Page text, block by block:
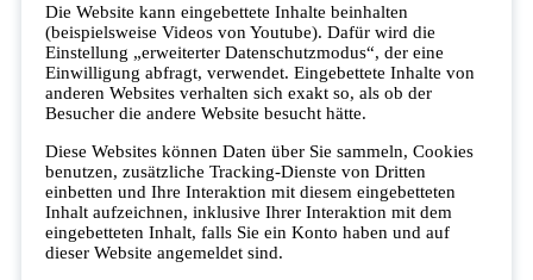
Die Website kann eingebettete Inhalte beinhalten
(beispielsweise Videos von Youtube). Dafür wird die
Einstellung „erweiterter Datenschutzmodus“, der eine
Einwilligung abfragt, verwendet. Eingebettete Inhalte von
anderen Websites verhalten sich exakt so, als ob der
Besucher die andere Website besucht hätte.
Diese Websites können Daten über Sie sammeln, Cookies
benutzen, zusätzliche Tracking-Dienste von Dritten
einbetten und Ihre Interaktion mit diesem eingebetteten
Inhalt aufzeichnen, inklusive Ihrer Interaktion mit dem
eingebetteten Inhalt, falls Sie ein Konto haben und auf
dieser Website angemeldet sind.